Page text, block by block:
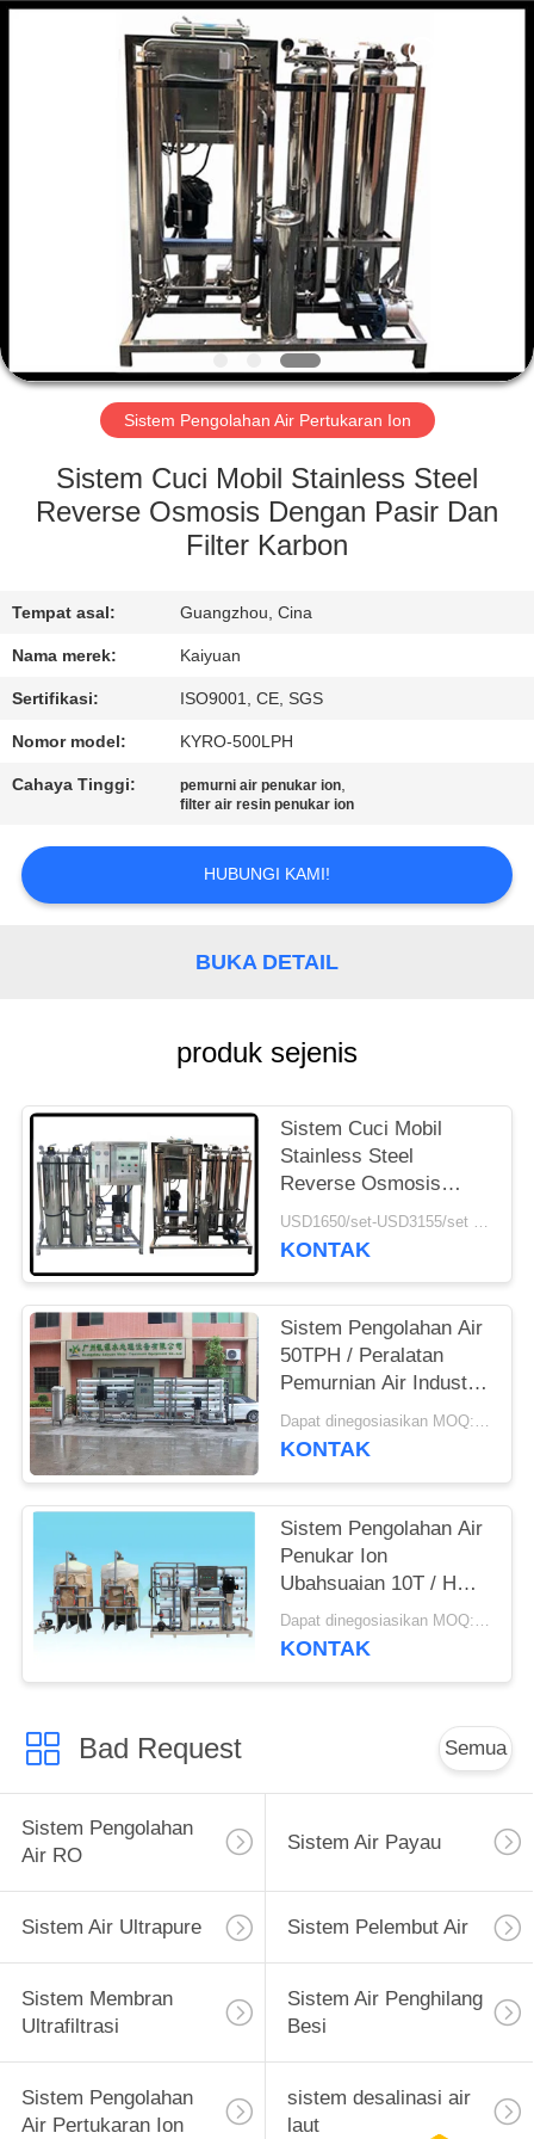
PRODUK
TENTANG
TUR
PABRIK
KONTROL
HUBUNGI
KAMI
PERMINTAAN
PENAWARAN
COMPANY
NEWS
Sistem Pengolahan Air Pertukaran Ion
Sistem Cuci Mobil Stainless Steel
Reverse Osmosis Dengan Pasir Dan
Filter Karbon
Tempat asal: Guangzhou, Cina
Nama merek: Kaiyuan
Sertifikasi: ISO9001, CE, SGS
Nomor model: KYRO-500LPH
Cahaya Tinggi: pemurni air penukar ion,
filter air resin penukar ion
HUBUNGI KAMI!
BUKA DETAIL
produk sejenis
Sistem Cuci Mobil
Stainless Steel
Reverse Osmosis
Dengan Pasir Dan
Filter Karbon
USD1650/set-USD3155/set MOQ:> = 1 set
KONTAK
Sistem Pengolahan Air
50TPH / Peralatan
Pemurnian Air Industri
Dengan Filter CartridgeDapat dinegosiasikan MOQ:> = 1 set
KONTAK
Sistem Pengolahan Air
Penukar Ion
Ubahsuaian 10T / H
Untuk Air Minum /
Minuman
Dapat dinegosiasikan MOQ:> = 1 set
KONTAK
Bad Request Semua
Sistem Pengolahan
Air RO
Sistem Air Payau
Sistem Air Ultrapure Sistem Pelembut Air
Sistem Membran
Ultrafiltrasi
Sistem Air Penghilang
Besi
Sistem Pengolahan
Air Pertukaran Ion
sistem desalinasi air
laut